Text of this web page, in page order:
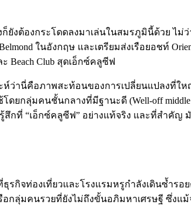
ต้องกระโดดลงมาเล่นในสมรภูมินี้ด้วย ไม่ว่
ในอังกฤษ และเตรียมส่งเรือยอชท์
Beach Club สุดเอ็กซ์คลูซีฟ
ะห์ว่านี่คือภาพสะท้อนของการเปลี่ยนแปลงที่ใ
ยกลุ่มคนชั้นกลางที่มีฐานะดี (Well-off
ที่ “เอ็กซ์คลูซีฟ” อย่างแท้จริง และที่สำคัญ
รกิจท่องเที่ยวและโรงแรมหรูกำลังเดินซ้ำ
กลุ่มคนรวยที่ยังไม่ถึงขั้นอภิมหาเศรษฐี ซึ่ง